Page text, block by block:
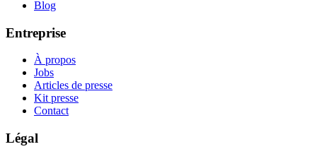
Blog
Entreprise
À propos
Jobs
Articles de presse
Kit presse
Contact
Légal